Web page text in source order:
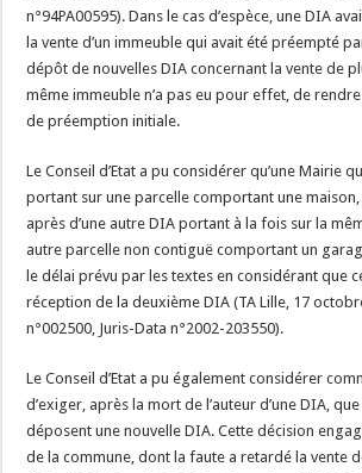
n°94PA00595). Dans le cas d’espèce, une DIA
la vente d’un immeuble qui avait été préempté
dépôt de nouvelles DIA concernant la vente de
même immeuble n’a pas eu pour effet, de
de préemption initiale.
Le Conseil d’Etat a pu considérer qu’une Mairie
portant sur une parcelle comportant une maison,
après d’une autre DIA portant à la fois sur la
autre parcelle non contiguë comportant un
le délai prévu par les textes en considérant que
réception de la deuxième DIA (TA Lille, 17
n°002500, Juris-Data n°2002-203550).
Le Conseil d’Etat a pu également considérer
d’exiger, après la mort de l’auteur d’une DIA,
déposent une nouvelle DIA. Cette décision
de la commune, dont la faute a retardé la vente